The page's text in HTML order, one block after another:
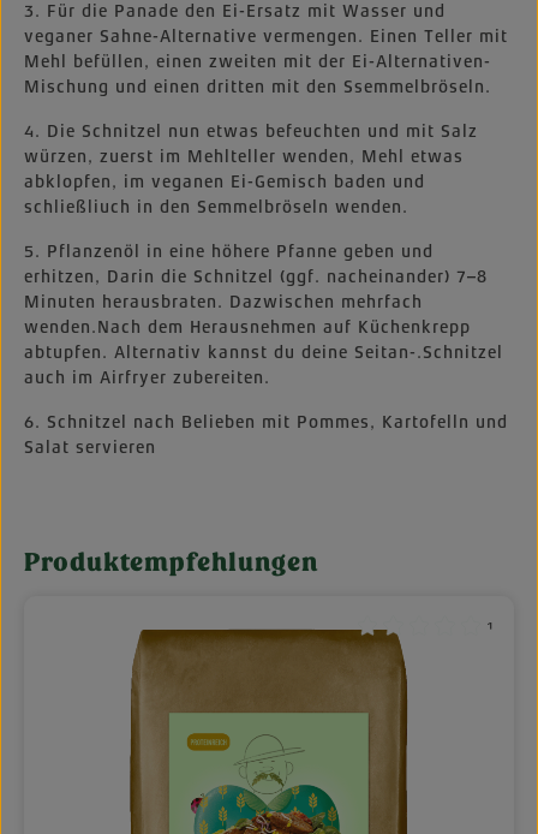
3. Für die Panade den Ei-Ersatz mit Wasser und
veganer Sahne-Alternative vermengen. Einen Teller mit
Mehl befüllen, einen zweiten mit der Ei-Alternativen-
Mischung und einen dritten mit den Ssemmelbröseln.
4. Die Schnitzel nun etwas befeuchten und mit Salz
würzen, zuerst im Mehlteller wenden, Mehl etwas
abklopfen, im veganen Ei-Gemisch baden und
schließliuch in den Semmelbröseln wenden.
5. Pflanzenöl in eine höhere Pfanne geben und
erhitzen, Darin die Schnitzel (ggf. nacheinander) 7–8
Minuten herausbraten. Dazwischen mehrfach
wenden.Nach dem Herausnehmen auf Küchenkrepp
abtupfen. Alternativ kannst du deine Seitan-.Schnitzel
auch im Airfryer zubereiten.
6. Schnitzel nach Belieben mit Pommes, Kartofelln und
Salat servieren
Produktempfehlungen
¹